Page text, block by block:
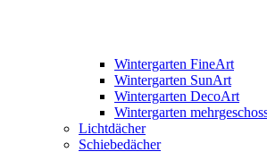
Wintergarten FineArt
Wintergarten SunArt
Wintergarten DecoArt
Wintergarten
Lichtdächer
Schiebedächer